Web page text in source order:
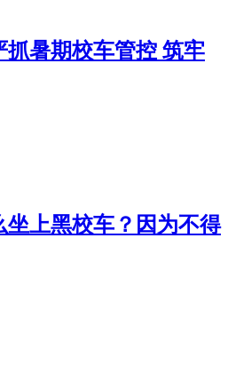
暑期校车管控 筑牢
坐上黑校车？因为不得